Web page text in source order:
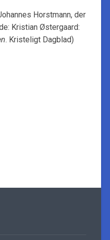
Horstmann, der
Kristian Østergaard:
. Kristeligt Dagblad)